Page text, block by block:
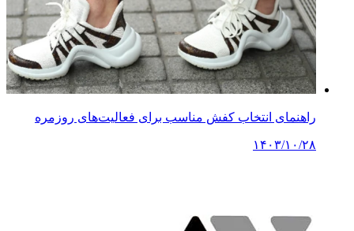
راهنمای انتخاب کفش مناسب برای فعالیت‌های روزمره
۱۴۰۳/۱۰/۲۸